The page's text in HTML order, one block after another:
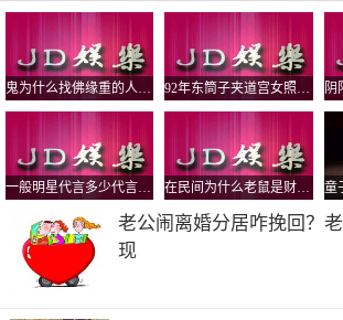
老公闹离婚分居咋挽回？
现